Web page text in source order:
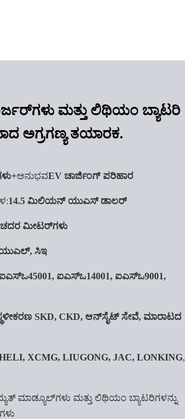
ಮತ್ತು ಲಿಥಿಯಂ ಬ್ಯಾಟರಿ
ಅಗ್ರಗಣ್ಯ ತಯಾರಕ.
ಅನುಭವEV ಚಾರ್ಜಿಂಗ್ ಪರಿಹಾರ
14.5 ಮಿಲಿಯನ್ ಯುಎಸ್ ಡಾಲರ್
ಚದರ ಮೀಟರ್‌ಗಳು
ಸಿಇ
ಐಎಸ್ಒ14001, ಐಎಸ್ಒ9001,
SKD, CKD, ಆನ್‌ಸೈಟ್ ಸೇವೆ, ಮಾರಾಟದ
XCMG, LIUGONG, JAC, LONKING,
ಮಾಡ್ಯೂಲ್‌ಗಳು ಮತ್ತು ಲಿಥಿಯಂ ಬ್ಯಾಟರಿಗಳನ್ನು